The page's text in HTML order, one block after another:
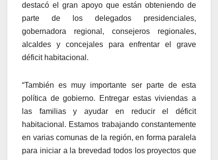
destacó el gran apoyo que están obteniendo de
parte de los delegados presidenciales,
gobernadora regional, consejeros regionales,
alcaldes y concejales para enfrentar el grave
déficit habitacional.
“También es muy importante ser parte de esta
política de gobierno. Entregar estas viviendas a
las familias y ayudar en reducir el déficit
habitacional. Estamos trabajando constantemente
en varias comunas de la región, en forma paralela
para iniciar a la brevedad todos los proyectos que